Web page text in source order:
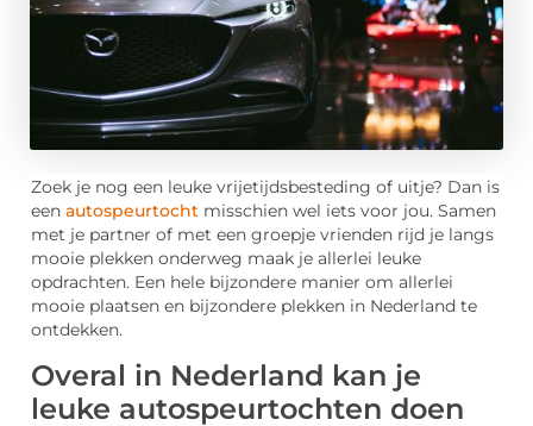
Zoek je nog een leuke vrijetijdsbesteding of uitje? Dan is
een autospeurtocht misschien wel iets voor jou. Samen
met je partner of met een groepje vrienden rijd je langs
mooie plekken onderweg maak je allerlei leuke
opdrachten. Een hele bijzondere manier om allerlei
mooie plaatsen en bijzondere plekken in Nederland te
ontdekken.
Overal in Nederland kan je
leuke autospeurtochten doen